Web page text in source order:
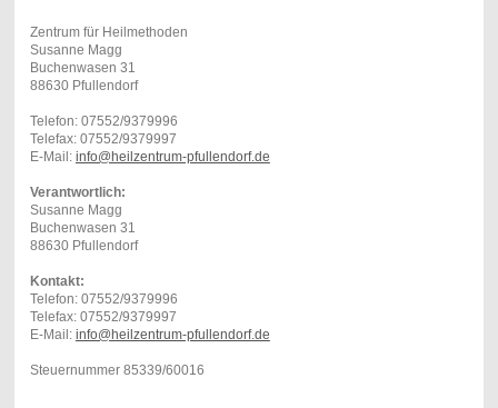
Zentrum für Heilmethoden
Susanne Magg
Buchenwasen 31
88630 Pfullendorf
Telefon: 07552/9379996
Telefax: 07552/9379997
E-Mail: info@heilzentrum-pfullendorf.de
Verantwortlich:
Susanne Magg
Buchenwasen 31
88630 Pfullendorf
Kontakt:
Telefon: 07552/9379996
Telefax: 07552/9379997
E-Mail: info@heilzentrum-pfullendorf.de
Steuernummer 85339/60016